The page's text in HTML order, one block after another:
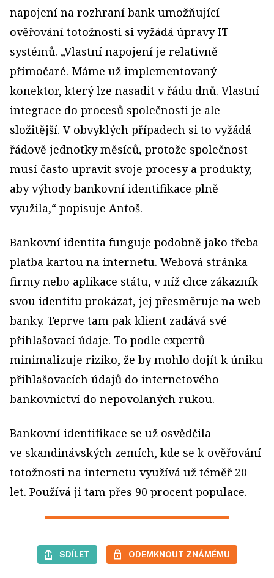
napojení na rozhraní bank umožňující
ověřování totožnosti si vyžádá úpravy IT
systémů. „Vlastní napojení je relativně
přímočaré. Máme už implementovaný
konektor, který lze nasadit v řádu dnů. Vlastní
integrace do procesů společnosti je ale
složitější. V obvyklých případech si to vyžádá
řádově jednotky měsíců, protože společnost
musí často upravit svoje procesy a produkty,
aby výhody bankovní identifikace plně
využila,“ popisuje Antoš.
Bankovní identita funguje podobně jako třeba
platba kartou na internetu. Webová stránka
firmy nebo aplikace státu, v níž chce zákazník
svou identitu prokázat, jej přesměruje na web
banky. Teprve tam pak klient zadává své
přihlašovací údaje. To podle expertů
minimalizuje riziko, že by mohlo dojít k úniku
přihlašovacích údajů do internetového
bankovnictví do nepovolaných rukou.
Bankovní identifikace se už osvědčila
ve skandinávských zemích, kde se k ověřování
totožnosti na internetu využívá už téměř 20
let. Používá ji tam přes 90 procent populace.
SDÍLET ODEMKNOUT ZNÁMÉMU